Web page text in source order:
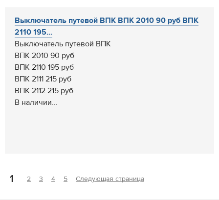
Выключатель путевой ВПК ВПК 2010 90 руб ВПК
2110 195...
Выключатель путевой ВПК
ВПК 2010 90 руб
ВПК 2110 195 руб
ВПК 2111 215 руб
ВПК 2112 215 руб
В наличии...
1 2 3 4 5 Следующая страница